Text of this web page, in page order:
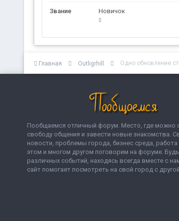
Звание Новичок
Главная Outligrhill Одно обновление
Пообщаемся отличный форум. Место, где можно
свободу общения и завести новые знакомства.
новости, проблемы города, бизнес среда, работа
этом и многом другом поговорим на форуме.
различных событий, находясь всегда вместе с
сайт помогает посмотреть на свой город с